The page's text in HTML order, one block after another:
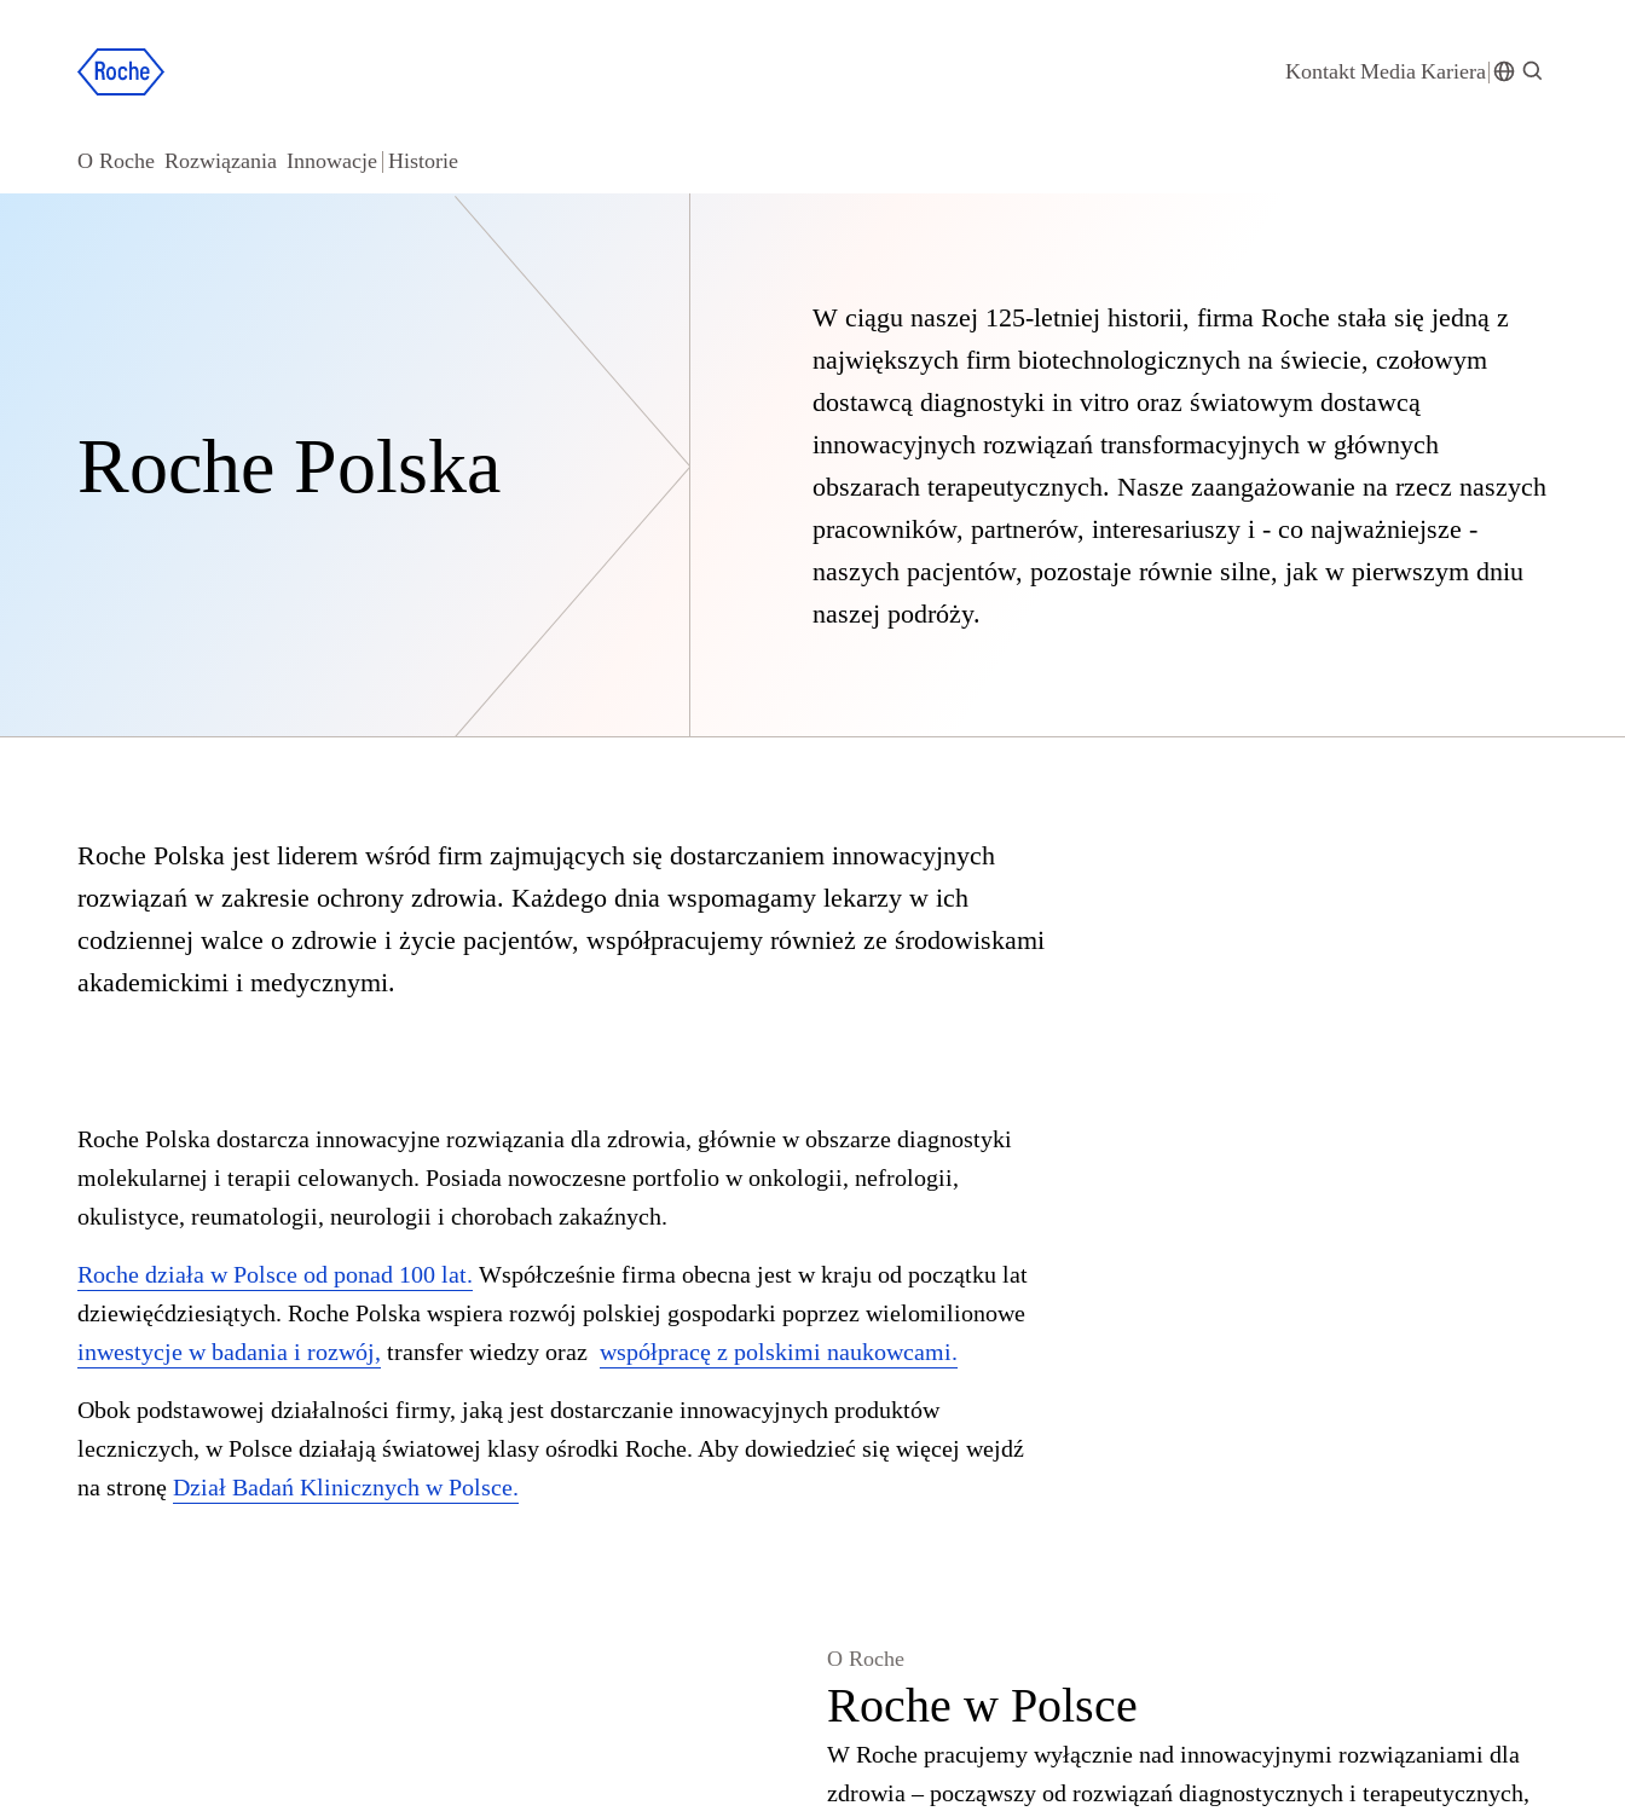
Kontakt Media Kariera
O Roche Rozwiązania Innowacje Historie
Roche Polska
W ciągu naszej 125-letniej historii, firma Roche stała się jedną z
największych firm biotechnologicznych na świecie, czołowym
dostawcą diagnostyki in vitro oraz światowym dostawcą
innowacyjnych rozwiązań transformacyjnych w głównych
obszarach terapeutycznych. Nasze zaangażowanie na rzecz naszych
pracowników, partnerów, interesariuszy i - co najważniejsze -
naszych pacjentów, pozostaje równie silne, jak w pierwszym dniu
naszej podróży.
Roche Polska jest liderem wśród firm zajmujących się dostarczaniem innowacyjnych
rozwiązań w zakresie ochrony zdrowia. Każdego dnia wspomagamy lekarzy w ich
codziennej walce o zdrowie i życie pacjentów, współpracujemy również ze środowiskami
akademickimi i medycznymi.
Roche Polska dostarcza innowacyjne rozwiązania dla zdrowia, głównie w obszarze diagnostyki
molekularnej i terapii celowanych. Posiada nowoczesne portfolio w onkologii, nefrologii,
okulistyce, reumatologii, neurologii i chorobach zakaźnych.
Roche działa w Polsce od ponad 100 lat. Współcześnie firma obecna jest w kraju od początku lat
dziewięćdziesiątych. Roche Polska wspiera rozwój polskiej gospodarki poprzez wielomilionowe
inwestycje w badania i rozwój, transfer wiedzy oraz współpracę z polskimi naukowcami.
Obok podstawowej działalności firmy, jaką jest dostarczanie innowacyjnych produktów
leczniczych, w Polsce działają światowej klasy ośrodki Roche. Aby dowiedzieć się więcej wejdź
na stronę Dział Badań Klinicznych w Polsce.
O Roche
Roche w Polsce
W Roche pracujemy wyłącznie nad innowacyjnymi rozwiązaniami dla
zdrowia – począwszy od rozwiązań diagnostycznych i terapeutycznych,